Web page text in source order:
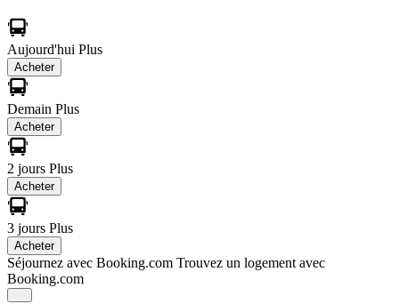
Aujourd'hui Plus
Acheter
Demain Plus
Acheter
2 jours Plus
Acheter
3 jours Plus
Acheter
Séjournez avec Booking.com Trouvez un logement avec
Booking.com